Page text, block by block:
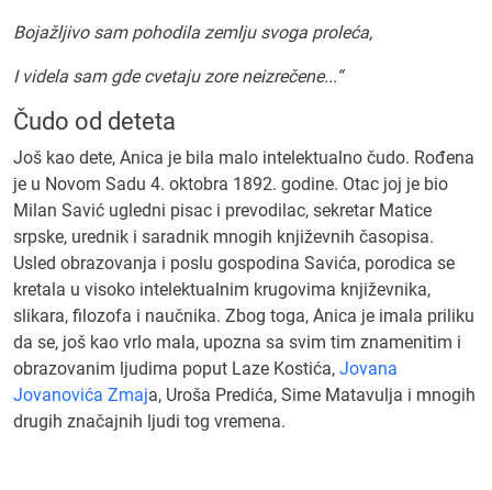
Bojažljivo sam pohodila zemlju svoga proleća,
I videla sam gde cvetaju zore neizrečene...“
Čudo od deteta
Još kao dete, Anica je bila malo intelektualno čudo. Rođena
je u Novom Sadu 4. oktobra 1892. godine. Otac joj je bio
Milan Savić ugledni pisac i prevodilac, sekretar Matice
srpske, urednik i saradnik mnogih književnih časopisa.
Usled obrazovanja i poslu gospodina Savića, porodica se
kretala u visoko intelektualnim krugovima književnika,
slikara, filozofa i naučnika. Zbog toga, Anica je imala priliku
da se, još kao vrlo mala, upozna sa svim tim znamenitim i
obrazovanim ljudima poput Laze Kostića, Jovana
Jovanovića Zmaja, Uroša Predića, Sime Matavulja i mnogih
drugih značajnih ljudi tog vremena.